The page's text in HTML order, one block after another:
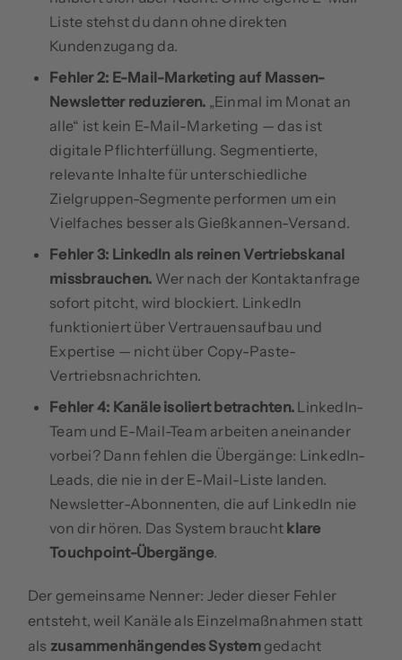
Liste stehst du dann ohne direkten
Kundenzugang da.
Fehler 2: E-Mail-Marketing auf Massen-
Newsletter reduzieren. „Einmal im Monat an
alle“ ist kein E-Mail-Marketing — das ist
digitale Pflichterfüllung. Segmentierte,
relevante Inhalte für unterschiedliche
Zielgruppen-Segmente performen um ein
Vielfaches besser als Gießkannen-Versand.
Fehler 3: LinkedIn als reinen Vertriebskanal
missbrauchen. Wer nach der Kontaktanfrage
sofort pitcht, wird blockiert. LinkedIn
funktioniert über Vertrauensaufbau und
Expertise — nicht über Copy-Paste-
Vertriebsnachrichten.
Fehler 4: Kanäle isoliert betrachten. LinkedIn-
Team und E-Mail-Team arbeiten aneinander
vorbei? Dann fehlen die Übergänge: LinkedIn-
Leads, die nie in der E-Mail-Liste landen.
Newsletter-Abonnenten, die auf LinkedIn nie
von dir hören. Das System braucht klare
Touchpoint-Übergänge.
Der gemeinsame Nenner: Jeder dieser Fehler
entsteht, weil Kanäle als Einzelmaßnahmen statt
als zusammenhängendes Systemgedacht